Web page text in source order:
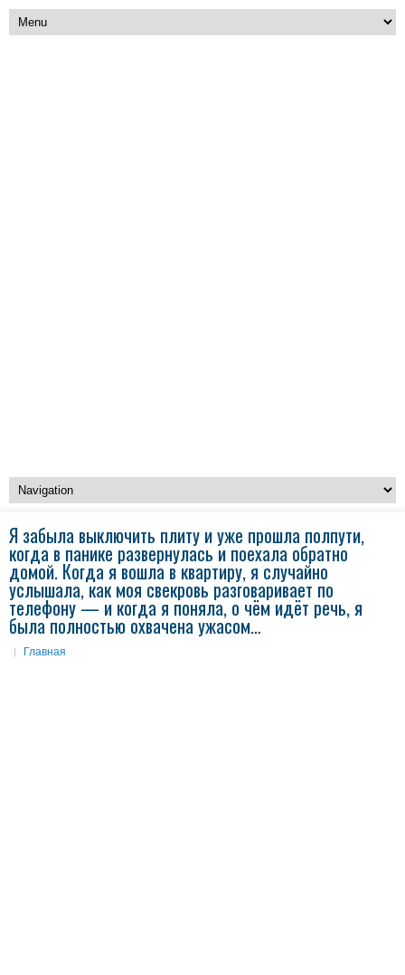
Я забыла выключить плиту и уже прошла полпути,
когда в панике развернулась и поехала обратно
домой. Когда я вошла в квартиру, я случайно
услышала, как моя свекровь разговаривает по
телефону — и когда я поняла, о чём идёт речь, я
была полностью охвачена ужасом…
Главная